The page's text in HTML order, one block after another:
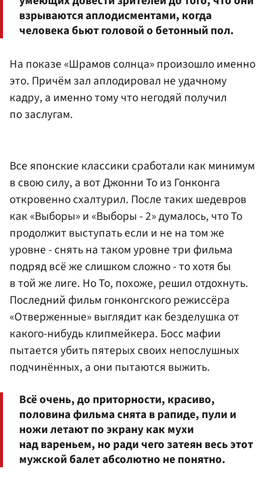
взрываются аплодисментами, когда
человека бьют головой о бетонный пол.
На показе «Шрамов солнца» произошло именно
это. Причём зал аплодировал не удачному
кадру, а именно тому что негодяй получил
по заслугам.
Все японские классики сработали как минимум
в свою силу, а вот Джонни То из Гонконга
откровенно схалтурил. После таких шедевров
как «Выборы» и «Выборы - 2» думалось, что То
продолжит выступать если и не на том же
уровне - снять на таком уровне три фильма
подряд всё же слишком сложно - то хотя бы
в той же лиге. Но То, похоже, решил отдохнуть.
Последний фильм гонконгского режиссёра
«Отверженные» выглядит как безделушка от
какого-нибудь клипмейкера. Босс мафии
пытается убить пятерых своих непослушных
подчинённых, а они пытаются выжить.
Всё очень, до приторности, красиво,
половина фильма снята в рапиде, пули и
ножи летают по экрану как мухи
над вареньем, но ради чего затеян весь этот
мужской балет абсолютно не понятно.